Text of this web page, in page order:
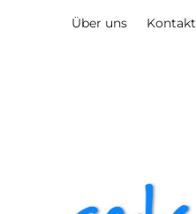
Über uns Kontakt